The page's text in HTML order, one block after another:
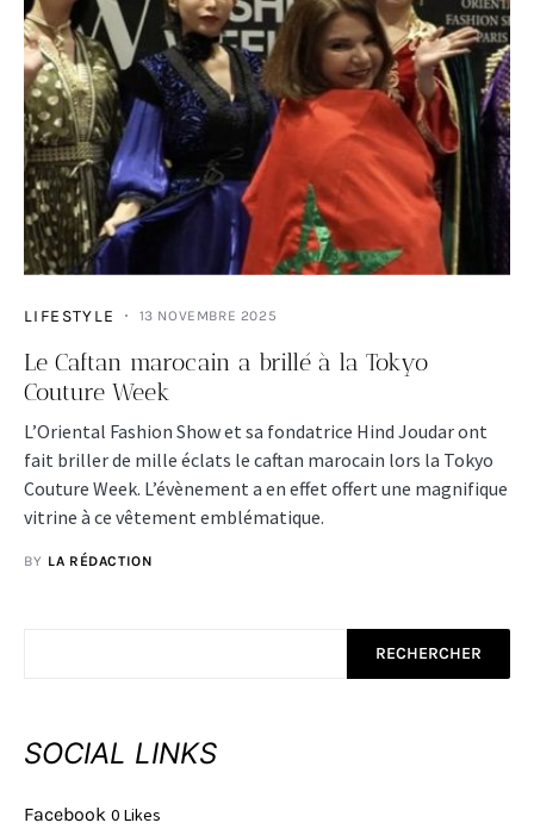
LIFESTYLE 13 NOVEMBRE 2025
Le Caftan marocain a brillé à la Tokyo
Couture Week
L’Oriental Fashion Show et sa fondatrice Hind Joudar ont
fait briller de mille éclats le caftan marocain lors la Tokyo
Couture Week. L’évènement a en effet offert une magnifique
vitrine à ce vêtement emblématique.
BY LA RÉDACTION
RECHERCHER
SOCIAL LINKS
Facebook 0 Likes